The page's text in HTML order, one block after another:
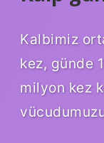
Kalbimiz
kez, günde
milyon kez